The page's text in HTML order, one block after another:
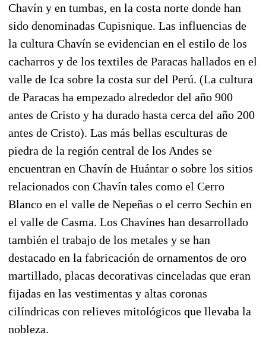
Chavín y en tumbas, en la costa norte donde han
sido denominadas Cupisnique. Las influencias de
la cultura Chavín se evidencian en el estilo de los
cacharros y de los textiles de Paracas hallados en el
valle de Ica sobre la costa sur del Perú. (La cultura
de Paracas ha empezado alrededor del año 900
antes de Cristo y ha durado hasta cerca del año 200
antes de Cristo). Las más bellas esculturas de
piedra de la región central de los Andes se
encuentran en Chavín de Huántar o sobre los sitios
relacionados con Chavín tales como el Cerro
Blanco en el valle de Nepeñas o el cerro Sechin en
el valle de Casma. Los Chavínes han desarrollado
también el trabajo de los metales y se han
destacado en la fabricación de ornamentos de oro
martillado, placas decorativas cinceladas que eran
fijadas en las vestimentas y altas coronas
cilíndricas con relieves mitológicos que llevaba la
nobleza.